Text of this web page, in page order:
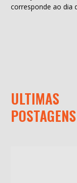
corresponde ao dia
ULTIMAS
POSTAGENS